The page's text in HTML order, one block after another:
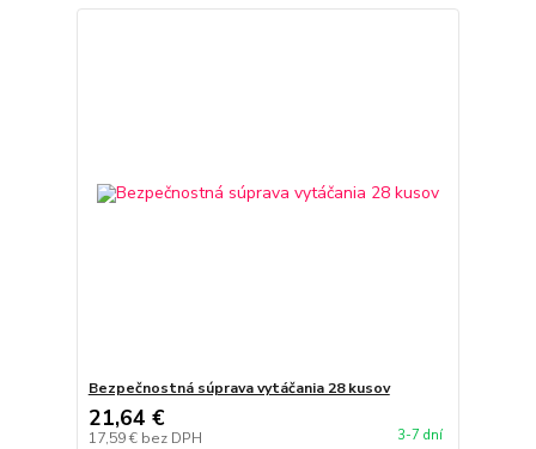
Bezpečnostná súprava vytáčania 28 kusov
21,64 €
17,59 € bez DPH 3-7 dní